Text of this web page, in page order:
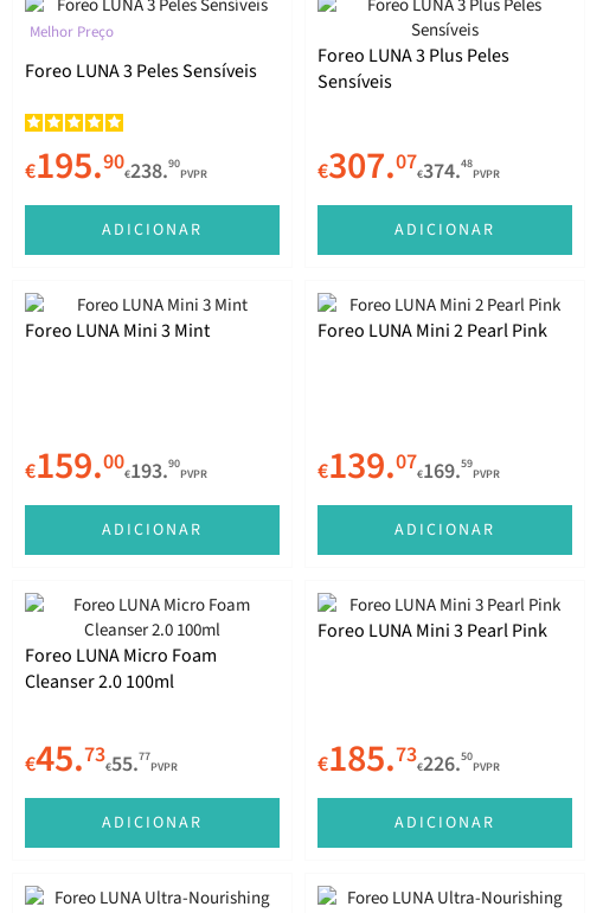
Melhor Preço
Foreo LUNA 3 Peles Sensíveis
€195.90€238.90
PVPR
ADICIONAR
Foreo LUNA 3 Plus Peles
Sensíveis
€307.07€374.48
PVPR
ADICIONAR
Foreo LUNA Mini 3 Mint
€159.00€193.90
PVPR
ADICIONAR
Foreo LUNA Mini 2 Pearl Pink
€139.07€169.59
PVPR
ADICIONAR
Foreo LUNA Micro Foam
Cleanser 2.0 100ml
€45.73€55.77
PVPR
ADICIONAR
Foreo LUNA Mini 3 Pearl Pink
€185.73€226.50
PVPR
ADICIONAR